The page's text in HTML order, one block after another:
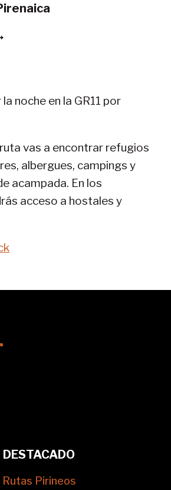
noche en la GR11 por
vas a encontrar refugios
albergues, campings y
acampada. En los
acceso a hostales y
DESTACADO
Rutas Pirineos